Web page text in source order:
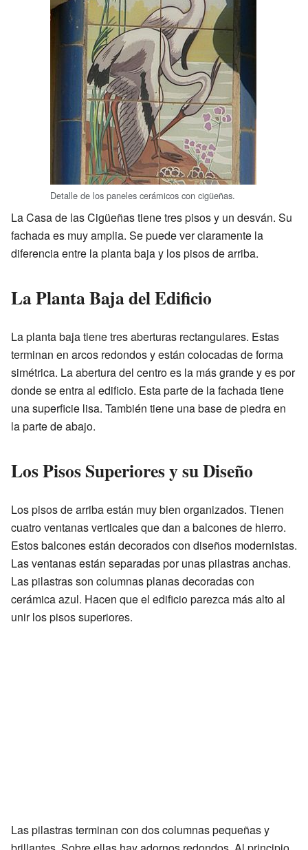
Detalle de los paneles cerámicos con cigüeñas.
La Casa de las Cigüeñas tiene tres pisos y un desván. Su
fachada es muy amplia. Se puede ver claramente la
diferencia entre la planta baja y los pisos de arriba.
La Planta Baja del Edificio
La planta baja tiene tres aberturas rectangulares. Estas
terminan en arcos redondos y están colocadas de forma
simétrica. La abertura del centro es la más grande y es por
donde se entra al edificio. Esta parte de la fachada tiene
una superficie lisa. También tiene una base de piedra en
la parte de abajo.
Los Pisos Superiores y su Diseño
Los pisos de arriba están muy bien organizados. Tienen
cuatro ventanas verticales que dan a balcones de hierro.
Estos balcones están decorados con diseños modernistas.
Las ventanas están separadas por unas pilastras anchas.
Las pilastras son columnas planas decoradas con
cerámica azul. Hacen que el edificio parezca más alto al
unir los pisos superiores.
Las pilastras terminan con dos columnas pequeñas y